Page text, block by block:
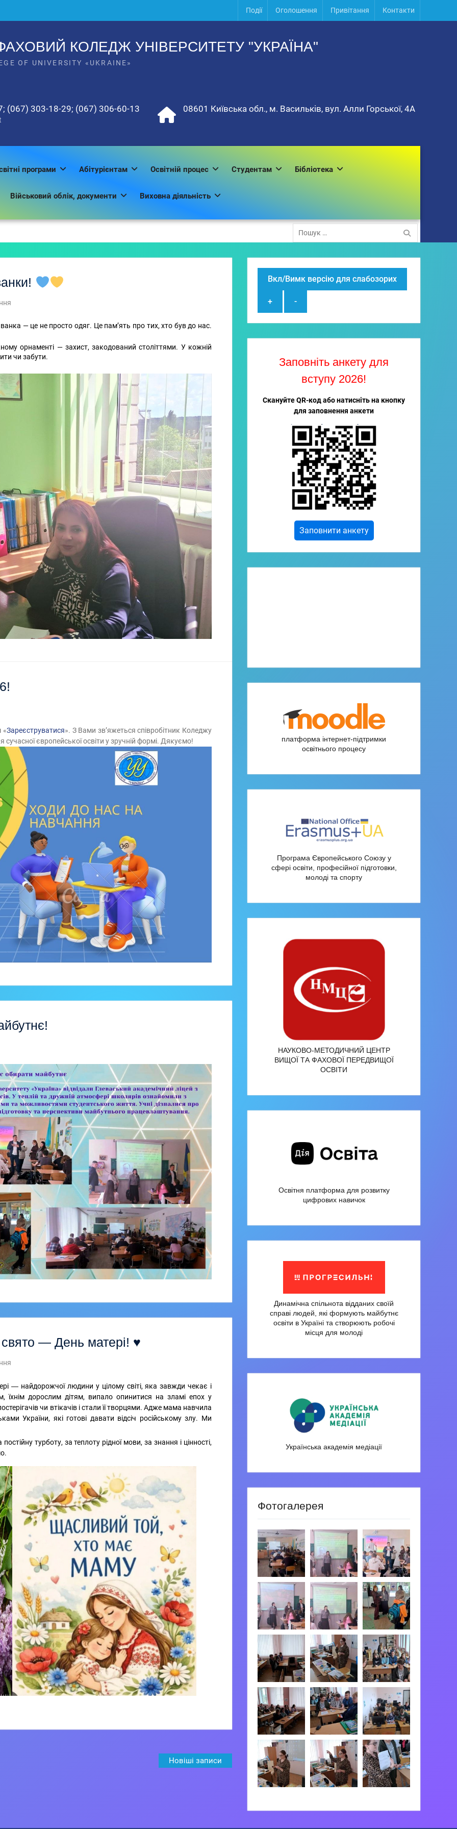
Події Оголошення Привітання Контакти
КОЛЕДЖ УНІВЕРСИТЕТУ "УКРАЇНА"
OF UNIVERSITY «UKRAINE»
(067) 303-18-29; (067) 306-60-13 08601 Київська обл., м. Васильків, вул. Алли Горської, 4А
програми Абітурієнтам Освітній процес Студентам Бібліотека
Військовий облік, документи Виховна діяльність
Пошук:
— це не просто одяг. Це пам’ять про тих, хто був до нас.
орнаменті — захист, закодований століттями. У кожній
чи забути.
«Зареєструватися». З Вами зв’яжеться співробітник Коледжу
європейської освіти у зручній формі. Дякуємо!
— День матері! ♥️
― найдорожчої людини у цілому світі, яка завжди чекає і
дорослим дітям, випало опинитися на зламі епох у
чи втікачів і стали її творцями. Адже мама навчила
України, які готові давати відсіч російському злу. Ми
турботу, за теплоту рідної мови, за знання і цінності,
Новіші записи
Вкл/Вимк версію для слабозорих
+ -
Заповніть анкету для
вступу 2026!
Скануйте QR-код або натисніть на кнопку
для заповнення анкети
Заповнити анкету
платформа інтернет-підтримки
освітнього процесу
Програма Європейського Союзу у
сфері освіти, професійної підготовки,
молоді та спорту
НАУКОВО-МЕТОДИЧНИЙ ЦЕНТР
ВИЩОЇ ТА ФАХОВОЇ ПЕРЕДВИЩОЇ
ОСВІТИ
Освітня платформа для розвитку
цифрових навичок
Динамічна спільнота відданих своїй
справі людей, які формують майбутнє
освіти в Україні та створюють робочі
місця для молоді
Українська академія медіації
Фотогалерея